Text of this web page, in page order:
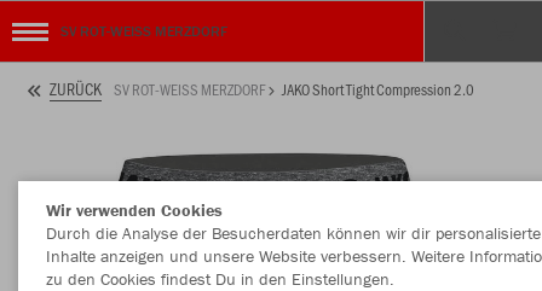
SV ROT-WEISS MERZDORF
ZURÜCK SV ROT-WEISS MERZDORF JAKO Short Tight Compression 2.0
Wir verwenden Cookies
Durch die Analyse der Besucherdaten können wir dir personalisierte
Inhalte anzeigen und unsere Website verbessern. Weitere
zu den Cookies findest Du in den Einstellungen.